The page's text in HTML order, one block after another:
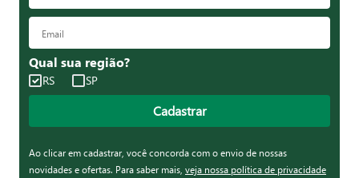
Qual sua região?
RS SP
Cadastrar
Ao clicar em cadastrar, você concorda com o envio de nossas
novidades e ofertas. Para saber mais, veja nossa política de privacidade